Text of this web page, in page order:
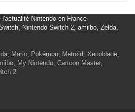
Nintendo en France
Nintendo Switch 2, amiibo, Zelda,
, Mario, Pokémon, Metroid, Xenoblade,
, My Nintendo, Cartoon Master,
2